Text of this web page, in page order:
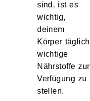
sind, ist es
wichtig,
deinem
Körper täglich
wichtige
Nährstoffe zur
Verfügung zu
stellen.